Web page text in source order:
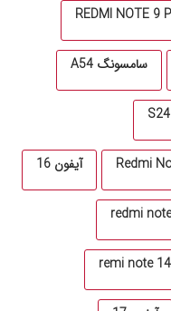
سامسونگ A54
آیفون 16